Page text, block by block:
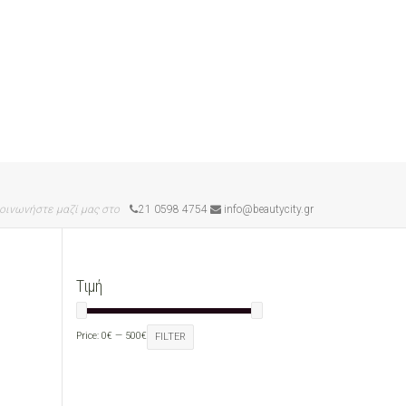
μαζί μας στο 21 0598 4754 info@beautycity.gr
Τιμή
FILTER
Price: 0€ — 500€